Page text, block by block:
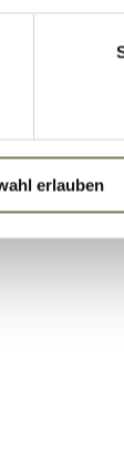
zur
dass
noch
erlauben